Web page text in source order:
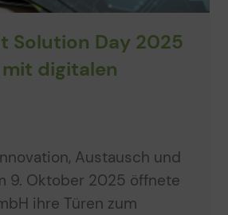
Solution Day 2025
digitalen
Austausch und
9. Oktober 2025 öffnete
ihre Türen zum